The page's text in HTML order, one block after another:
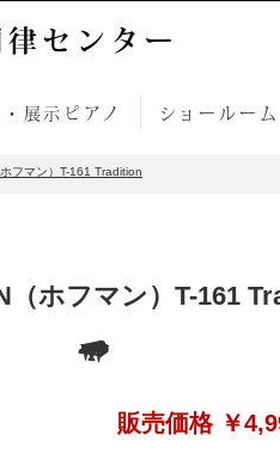
センター
展示ピアノ ショールーム
フマン）T-161 Tradition
（ホフマン）T-161
販売価格 ￥